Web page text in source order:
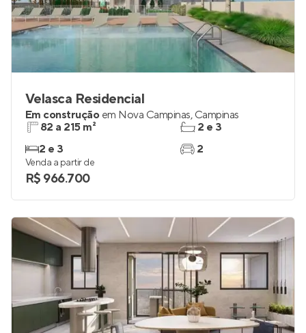
Velasca Residencial
Em construção em Nova Campinas, Campinas
82 a 215 m²
2 e 3
2 e 3
2
Venda a partir de
R$ 966.700